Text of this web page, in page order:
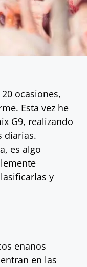
ocasiones,
Esta vez he
G9, realizando
diarias.
es algo
y
enanos
en las